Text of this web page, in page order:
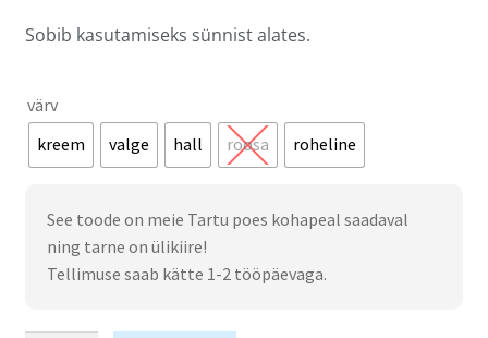
Sobib kasutamiseks sünnist alates.
värv
kreem
valge hall roosa roheline
See toode on meie Tartu poes kohapeal saadaval
ning tarne on ülikiire!
Tellimuse saab kätte 1-2 tööpäevaga.